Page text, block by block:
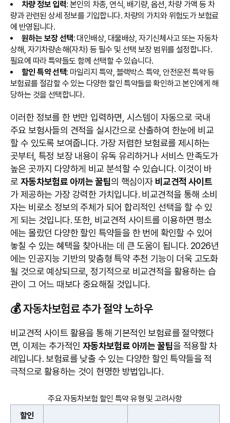
차량 정보 입력: 본인의 차종, 연식, 배기량, 옵션, 차량 가액 등 차
량과 관련된 상세 정보를 기입합니다. 차량의 가치와 위험도가 보험료
에 반영됩니다.
원하는 보장 선택: 대인배상, 대물배상, 자기신체사고 또는 자동차
상해, 자기차량손해(자차) 등 필수 및 선택 보장 범위를 설정합니다.
필요에 따라 특약들도 함께 선택할 수 있습니다.
할인 특약 선택: 마일리지 특약, 블랙박스 특약, 안전운전 특약 등
보험료를 절감할 수 있는 다양한 할인 특약들을 확인하고 본인에게 해
당하는 것을 선택합니다.
이러한 정보를 한 번만 입력하면, 시스템이 자동으로 국내
주요 보험사들의 견적을 실시간으로 산출하여 한눈에 비교
할 수 있도록 보여줍니다. 가장 저렴한 보험료를 제시하는
곳부터, 특정 보장 내용이 유독 유리하거나 서비스 만족도가
높은 곳까지 다양하게 비교 분석할 수 있습니다. 이것이 바
로 자동차보험료 아끼는 꿀팁의 핵심이자 비교견적 사이트
가 제공하는 가장 강력한 가치입니다. 비교견적을 통해 소비
자는 비로소 정보의 주체가 되어 합리적인 선택을 할 수 있
게 되는 것입니다. 또한, 비교견적 사이트를 이용하면 평소
에는 몰랐던 다양한 할인 특약들을 한 번에 확인할 수 있어
놓칠 수 있는 혜택을 찾아내는 데 큰 도움이 됩니다. 2026년
에는 인공지능 기반의 맞춤형 특약 추천 기능이 더욱 고도화
될 것으로 예상되므로, 정기적으로 비교견적을 활용하는 습
관이 그 어느 때보다 중요해질 것입니다.
💰 자동차보험료 추가 절약 노하우
비교견적 사이트 활용을 통해 기본적인 보험료를 절약했다
면, 이제는 추가적인 자동차보험료 아끼는 꿀팁을 적용할 차
례입니다. 보험료를 낮출 수 있는 다양한 할인 특약들을 적
극적으로 활용하는 것이 현명한 방법입니다.
주요 자동차보험 할인 특약 유형 및 고려사항
할인